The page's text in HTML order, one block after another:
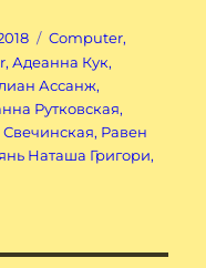
Categories
Computer,
,Адеанна Кук,
Ассанж,
Рутковская,
, Равен
Наташа Григори,